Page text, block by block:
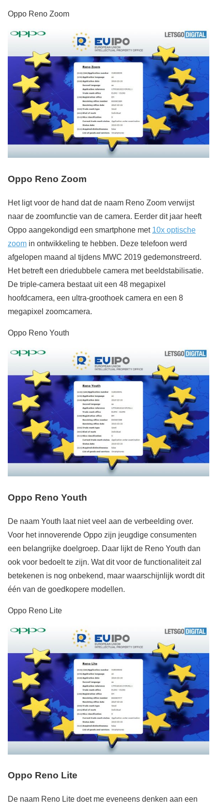
Oppo Reno Zoom
Oppo Reno Zoom
Het ligt voor de hand dat de naam Reno Zoom verwijst
naar de zoomfunctie van de camera. Eerder dit jaar heeft
Oppo aangekondigd een smartphone met 10x optische
zoom in ontwikkeling te hebben. Deze telefoon werd
afgelopen maand al tijdens MWC 2019 gedemonstreerd.
Het betreft een driedubbele camera met beeldstabilisatie.
De triple-camera bestaat uit een 48 megapixel
hoofdcamera, een ultra-groothoek camera en een 8
megapixel zoomcamera.
Oppo Reno Youth
Oppo Reno Youth
De naam Youth laat niet veel aan de verbeelding over.
Voor het innoverende Oppo zijn jeugdige consumenten
een belangrijke doelgroep. Daar lijkt de Reno Youth dan
ook voor bedoelt te zijn. Wat dit voor de functionaliteit zal
betekenen is nog onbekend, maar waarschijnlijk wordt dit
één van de goedkopere modellen.
Oppo Reno Lite
Oppo Reno Lite
De naam Reno Lite doet me eveneens denken aan een